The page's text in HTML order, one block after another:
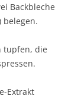
Backbleche
belegen.
tupfen, die
Extrakt